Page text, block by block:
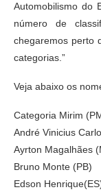
Automobilismo do
número de
chegaremos perto
categorias.”
Veja abaixo os
Categoria Mirim
André Vinicius
Ayrton Magalhães
Bruno Monte (PB)
Edson